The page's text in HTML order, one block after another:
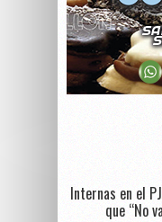
Internas en el
que “No